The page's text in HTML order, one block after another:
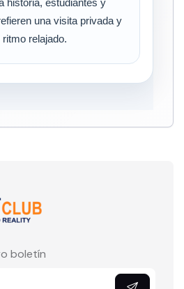
historia, estudiantes y
una visita privada y
relajado.
boletín